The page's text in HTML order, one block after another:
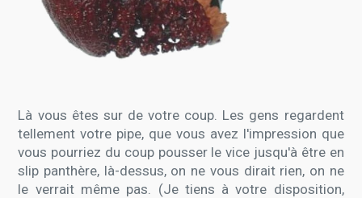
Là vous êtes sur de votre coup. Les gens regardent
tellement votre pipe, que vous avez l'impression que
vous pourriez du coup pousser le vice jusqu'à être en
slip panthère, là-dessus, on ne vous dirait rien, on ne
le verrait même pas. (Je tiens à votre disposition,